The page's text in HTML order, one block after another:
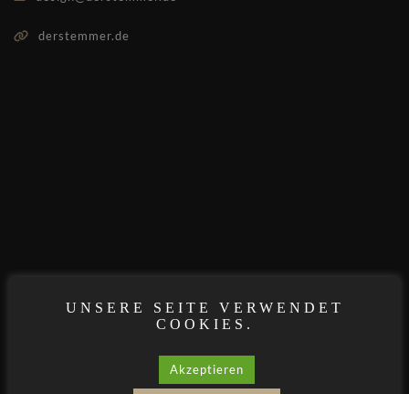
derstemmer.de
UNSERE SEITE VERWENDET
COOKIES.
Akzeptieren